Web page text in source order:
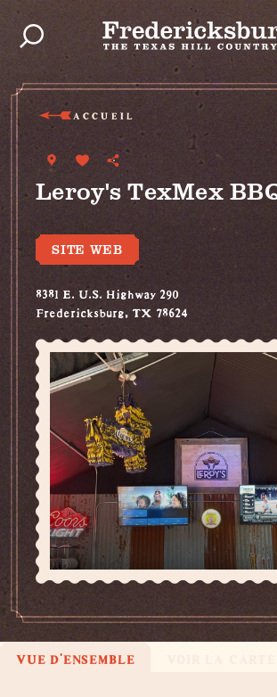
Skip to content
ACCUEIL
Leroy's TexMex
SITE WEB
8381 E. U.S. Highway 290
Fredericksburg, TX 78624
(830) 262-8922
VUE D'ENSEMBLE